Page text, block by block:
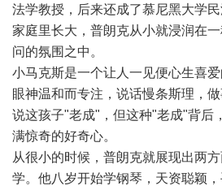
法学教授，后来还成了慕尼黑大学
家庭里长大，普朗克从小就浸润在
问的氛围之中。
小马克斯是一个让人一见便心生喜
眼神温和而专注，说话慢条斯理，
说这孩子"老成"，但这种"老成"背后
满惊奇的好奇心。
从很小的时候，普朗克就展现出两
学。他八岁开始学钢琴，天资聪颖